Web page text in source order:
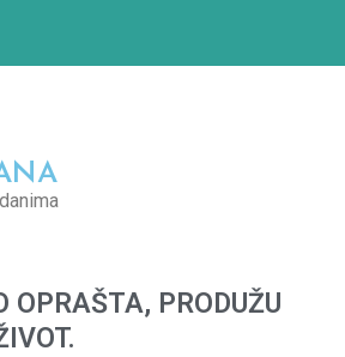
OPRAŠTA, PRODUŽU